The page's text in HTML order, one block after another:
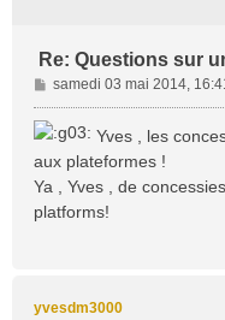
Re: Questions sur
M
e
s
a
g
e
samedi 03 mai 2014,
Yves , les
aux plateformes !
Ya , Yves , de
platforms!
yvesdm3000